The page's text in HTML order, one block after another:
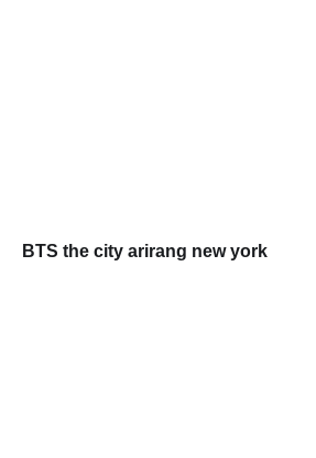
BTS the city arirang new york